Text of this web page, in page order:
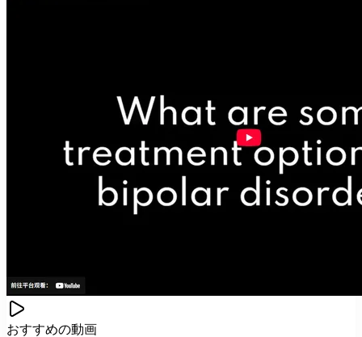
おすすめの動画